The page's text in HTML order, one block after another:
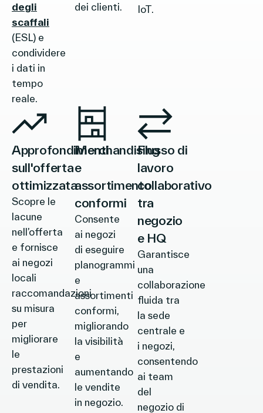
degli
scaffali
(ESL) e
condividere
i dati in
tempo
reale.
dei clienti.
IoT.
Approfondimenti
sull'offerta
ottimizzata
Scopre le
lacune
nell’offerta
e fornisce
ai negozi
locali
raccomandazioni
su misura
per
migliorare
le
prestazioni
di vendita.
Merchandising
e
assortimento
conformi
Consente
ai negozi
di eseguire
planogrammi
e
assortimenti
conformi,
migliorando
la visibilità
e
aumentando
le vendite
in negozio.
Flusso di
lavoro
collaborativo
tra
negozio
e HQ
Garantisce
una
collaborazione
fluida tra
la sede
centrale e
i negozi,
consentendo
ai team
del
negozio di